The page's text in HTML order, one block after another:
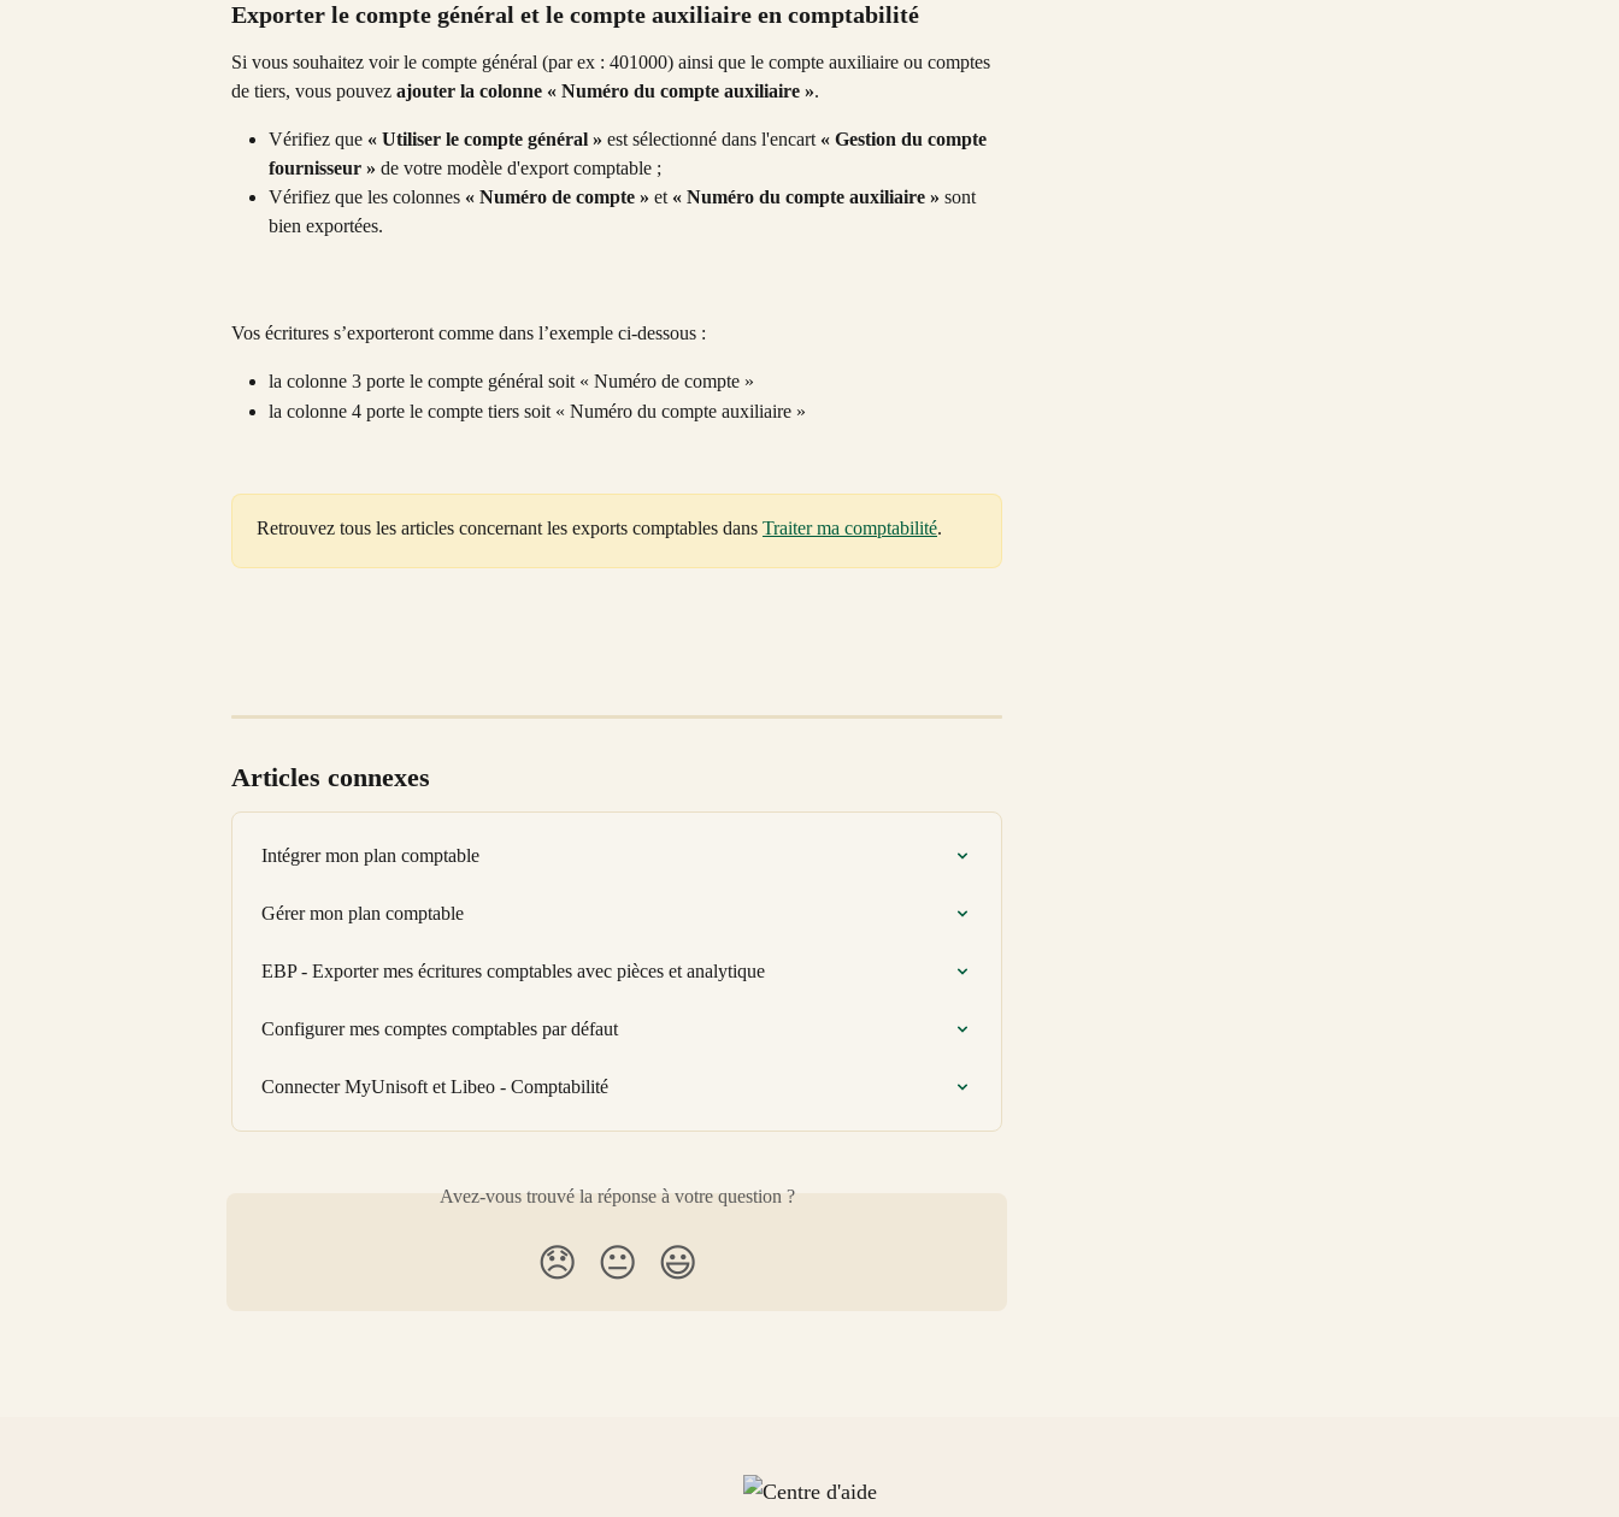
Exporter le compte général et le compte auxiliaire en comptabilité
Si vous souhaitez voir le compte général (par ex : 401000) ainsi que le compte auxiliaire ou comptes
de tiers, vous pouvez ajouter la colonne « Numéro du compte auxiliaire ».
Vérifiez que « Utiliser le compte général » est sélectionné dans l'encart « Gestion du compte
fournisseur » de votre modèle d'export comptable ;
Vérifiez que les colonnes « Numéro de compte » et « Numéro du compte auxiliaire » sont
bien exportées.
Vos écritures s’exporteront comme dans l’exemple ci-dessous :
la colonne 3 porte le compte général soit « Numéro de compte »
la colonne 4 porte le compte tiers soit « Numéro du compte auxiliaire »
Retrouvez tous les articles concernant les exports comptables dans Traiter ma comptabilité.
Articles connexes
Intégrer mon plan comptable
Gérer mon plan comptable
EBP - Exporter mes écritures comptables avec pièces et analytique
Configurer mes comptes comptables par défaut
Connecter MyUnisoft et Libeo - Comptabilité
Avez-vous trouvé la réponse à votre question ?
😞 😐 😃